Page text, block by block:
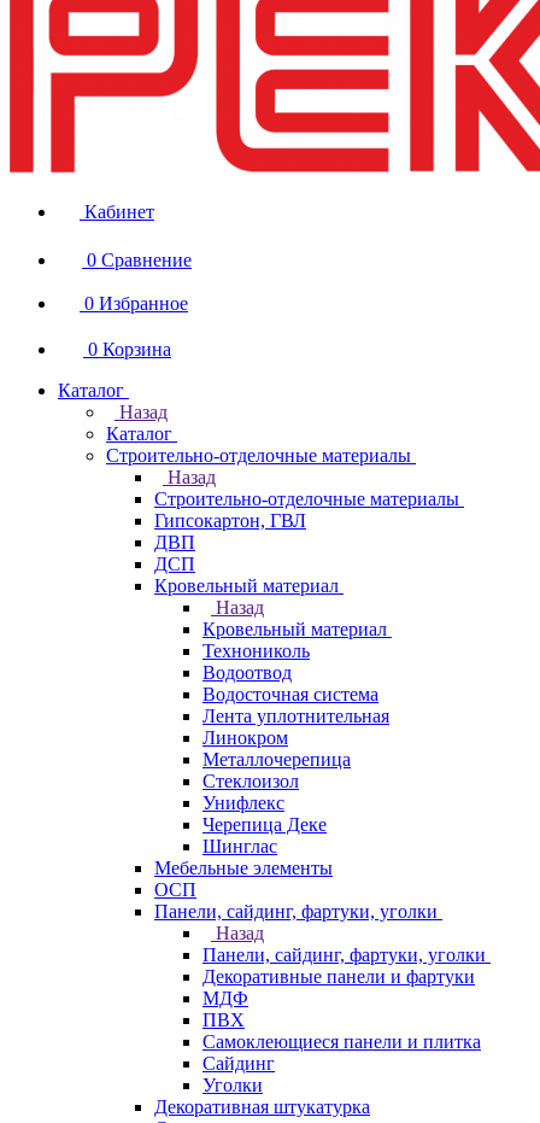
Кабинет
0 Сравнение
0 Избранное
0 Корзина
Каталог
Назад
Каталог
Строительно-отделочные материалы
Назад
Строительно-отделочные материалы
Гипсокартон, ГВЛ
ДВП
ДСП
Кровельный материал
Назад
Кровельный материал
Технониколь
Водоотвод
Водосточная система
Лента уплотнительная
Линокром
Металлочерепица
Стеклоизол
Унифлекс
Черепица Деке
Шинглас
Мебельные элементы
ОСП
Панели, сайдинг, фартуки, уголки
Назад
Панели, сайдинг, фартуки, уголки
Декоративные панели и фартуки
МДФ
ПВХ
Самоклеющиеся панели и плитка
Сайдинг
Уголки
Декоративная штукатурка